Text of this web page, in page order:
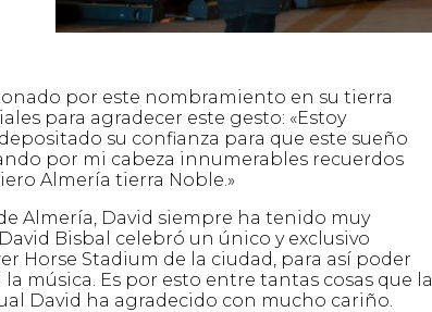
por este nombramiento en su tierra
para agradecer este gesto: «Estoy
su confianza para que este sueño
por mi cabeza innumerables recuerdos
Almería tierra Noble.»
Almería, David siempre ha tenido muy
Bisbal celebró un único y exclusivo
Horse Stadium de la ciudad, para así poder
música. Es por esto entre tantas cosas que la
David ha agradecido con mucho cariño.